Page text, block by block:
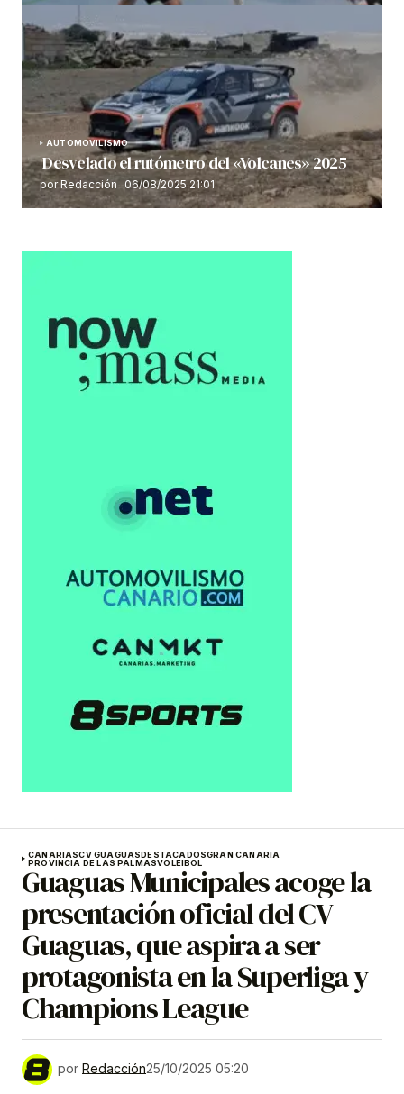
AUTOMOVILISMO
Desvelado el rutómetro del «Volcanes» 2025
por Redacción 06/08/2025 21:01
CANARIASCV GUAGUASDESTACADOSGRAN CANARIA
PROVINCIA DE LAS PALMASVOLEIBOL
Guaguas Municipales acoge la
presentación oficial del CV
Guaguas, que aspira a ser
protagonista en la Superliga y
Champions League
por Redacción25/10/2025 05:20